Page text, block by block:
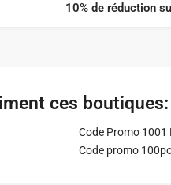
10% de réduction
ces boutiques:
Code Promo 1001
Code promo